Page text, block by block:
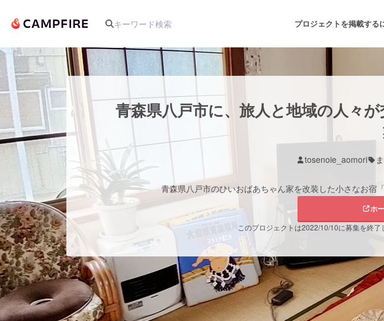
プロジェクトを掲載する
人気のプロジェクト 注目のリターン 注目の新着プロ
アート・写真 音楽
テクノロジー・ガジェット
映像・映画 書籍・雑誌出版
ビジネス・起業
まちづくり・地域活性化
CAMPFIRE for
青森県八戸市に、旅人と地域の人々
tosenoie_aomori
青森県八戸市のひいおばあちゃん家を改装した小さなお宿
ホ
このプロジェクトは2022/10/10に募集を終